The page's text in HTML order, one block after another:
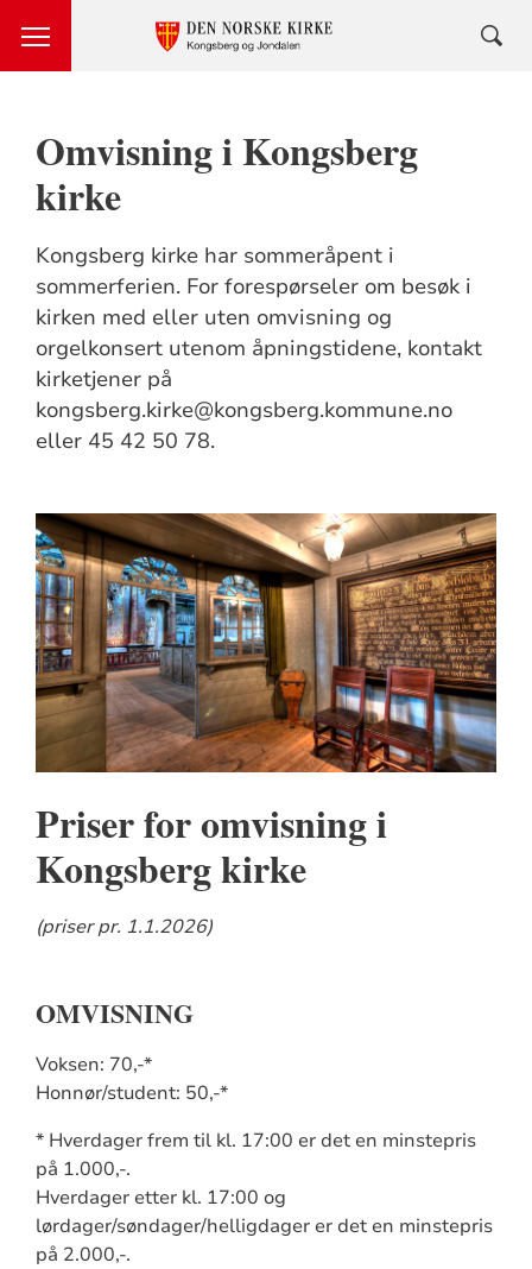
Omvisning i Kongsberg
kirke
Kongsberg kirke har sommeråpent i
sommerferien. For forespørseler om besøk i
kirken med eller uten omvisning og
orgelkonsert utenom åpningstidene, kontakt
kirketjener på
kongsberg.kirke@kongsberg.kommune.no
eller 45 42 50 78.
Priser for omvisning i
Kongsberg kirke
(priser pr. 1.1.2026)
OMVISNING
Voksen: 70,-*
Honnør/student: 50,-*
* Hverdager frem til kl. 17:00 er det en minstepris
på 1.000,-.
Hverdager etter kl. 17:00 og
lørdager/søndager/helligdager er det en minstepris
på 2.000,-.